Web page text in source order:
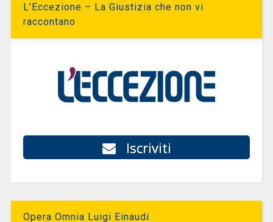
L’Eccezione – La Giustizia che non vi
raccontano
Iscriviti
Opera Omnia Luigi Einaudi